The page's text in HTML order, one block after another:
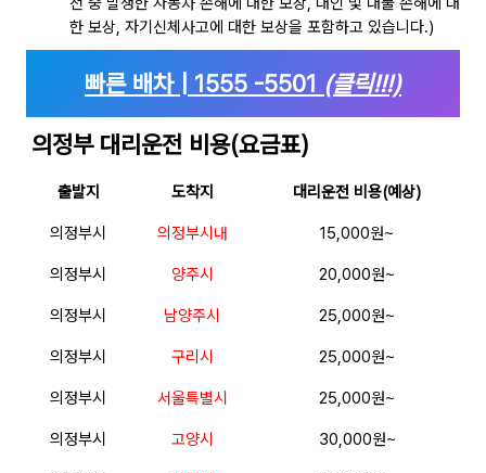
한 보상, 자기신체사고에 대한 보상을 포함하고 있습니다.)
빠른 배차 | 1555 -5501 (클릭!!!)
의정부 대리운전 비용(요금표)
출발지 도착지 대리운전 비용(예상)
의정부시 의정부시내 15,000원~
의정부시 양주시 20,000원~
의정부시 남양주시 25,000원~
의정부시 구리시 25,000원~
의정부시 서울특별시 25,000원~
의정부시 고양시 30,000원~